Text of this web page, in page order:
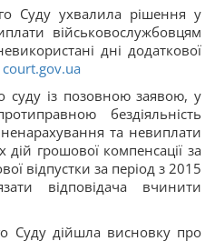
Суду ухвалила рішення у
військовослужбовцям
дні додаткової
court.gov.ua
суду із позовною заявою, у
бездіяльність
та невиплати
грошової компенсації за
відпустки за період з 2015
відповідача вчинити
Суду дійшла висновку про